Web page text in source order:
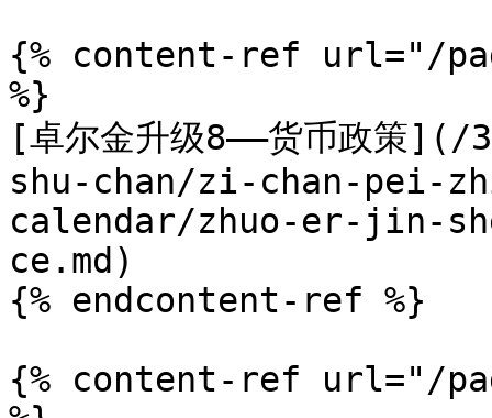
{% content-ref url="/
%}
[卓尔金升级8——货币政策
shu-chan/zi-chan-pei-
calendar/zhuo-er-jin-
ce.md)
{% endcontent-ref %}
{% content-ref url="/